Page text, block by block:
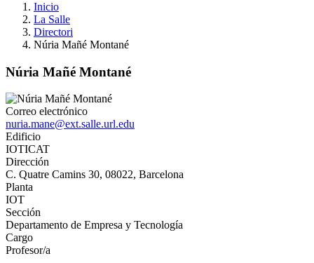
Inicio
La Salle
Directori
Núria Mañé Montané
Núria Mañé Montané
Correo electrónico
nuria.mane@ext.salle.url.edu
Edificio
IOTICAT
Dirección
C. Quatre Camins 30, 08022, Barcelona
Planta
IOT
Sección
Departamento de Empresa y Tecnología
Cargo
Profesor/a